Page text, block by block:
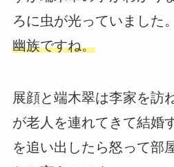
ろに虫が光っていました。
幽族ですね。
展顔と端木翠は李家を訪
が老人を連れてきて結婚
を追い出したら怒って部